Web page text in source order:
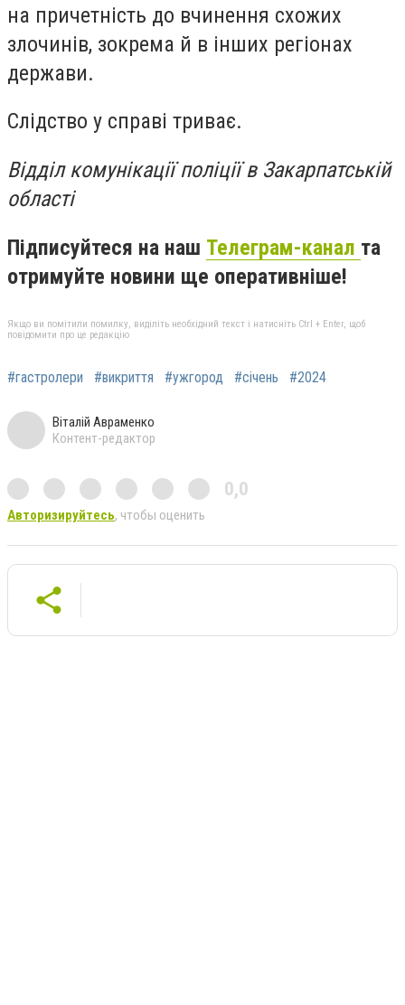
на причетність до вчинення схожих
злочинів, зокрема й в інших регіонах
держави.
Слідство у справі триває.
Відділ комунікації поліції в Закарпатській
області
Підписуйтеся на наш Телеграм-канал та
отримуйте новини ще оперативніше!
Якщо ви помітили помилку, виділіть необхідний текст і натисніть Ctrl + Enter, щоб
повідомити про це редакцію
#гастролери #викриття #ужгород #січень #2024
Віталій Авраменко
Контент-редактор
0,0
Авторизируйтесь, чтобы оценить